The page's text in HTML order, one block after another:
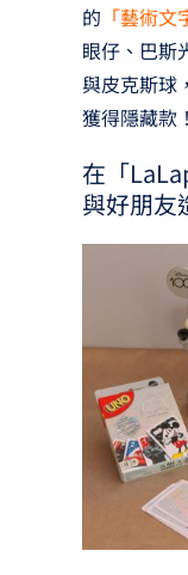
的 「藝術文
眼仔、巴斯
與皮克斯球
獲得隱藏款！
在「
與好朋友